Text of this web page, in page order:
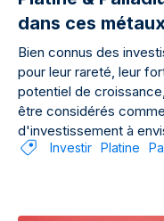
dans ces
Bien connus des
pour leur rareté, leur
potentiel de
être considérés
d'investissement à
Investir Platine